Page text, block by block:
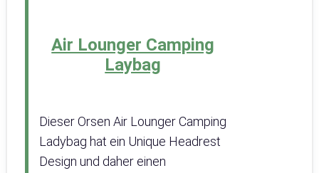
Air Lounger Camping
Laybag
Dieser Orsen Air Lounger Camping
Ladybag hat ein Unique Headrest
Design und daher einen